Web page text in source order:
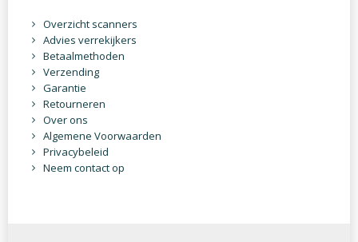
Overzicht scanners
Advies verrekijkers
Betaalmethoden
Verzending
Garantie
Retourneren
Over ons
Algemene Voorwaarden
Privacybeleid
Neem contact op